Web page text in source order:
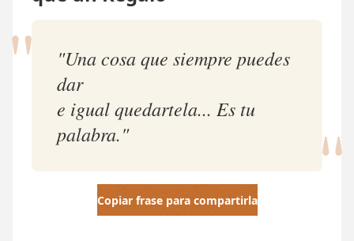
"
"
"Una cosa que siempre puedes
dar
e igual quedartela... Es tu
palabra."
Copiar frase para compartirla